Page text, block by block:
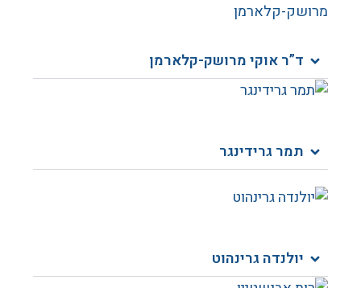
ד”ר אוקי מרושק-קלארמן​
תמר גרידינגר​
יולנדה גרינהוט​